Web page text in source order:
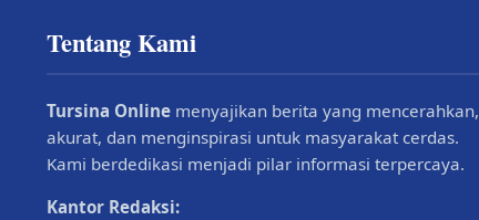
Tentang Kami
Tursina Online menyajikan berita yang mencerahkan,
akurat, dan menginspirasi untuk masyarakat cerdas.
Kami berdedikasi menjadi pilar informasi terpercaya.
Kantor Redaksi: